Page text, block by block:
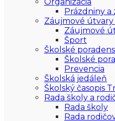
Prázdniny a
Záujmové útvary
Záujmové
Šport
Školské
Školské
Prevencia
Školská jedáleň
Školský časopis
Rada školy a
Rada školy
Rada